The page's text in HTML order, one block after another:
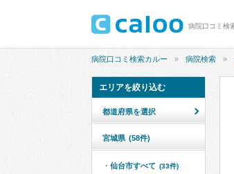
病院口コミ検索カルー 病院検索
エリアを絞り込む
都道府県を選択
宮城県 (58件)
仙台市すべて (33件)